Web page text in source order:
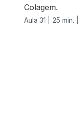
Colagem.
Aula 31 | 25 min. |